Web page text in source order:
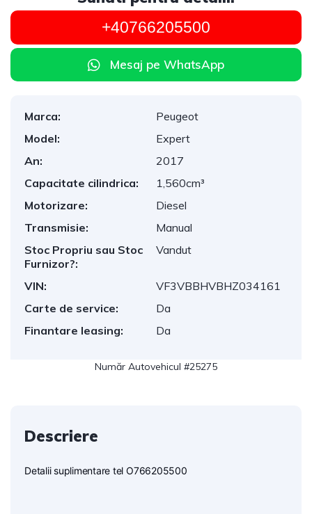
+40766205500
Mesaj pe WhatsApp
Marca:
Peugeot
Model:
Expert
An:
2017
Capacitate cilindrica:
1,560cm³
Motorizare:
Diesel
Transmisie:
Manual
Stoc Propriu sau Stoc
Furnizor?:
Vandut
VIN:
VF3VBBHVBHZ034161
Carte de service:
Da
Finantare leasing:
Da
Număr Autovehicul #25275
Descriere
Detalii suplimentare tel O766205500